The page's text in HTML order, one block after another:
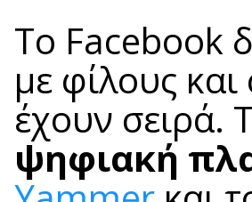
Το Facebook
με φίλους
έχουν σειρά.
ψηφιακή